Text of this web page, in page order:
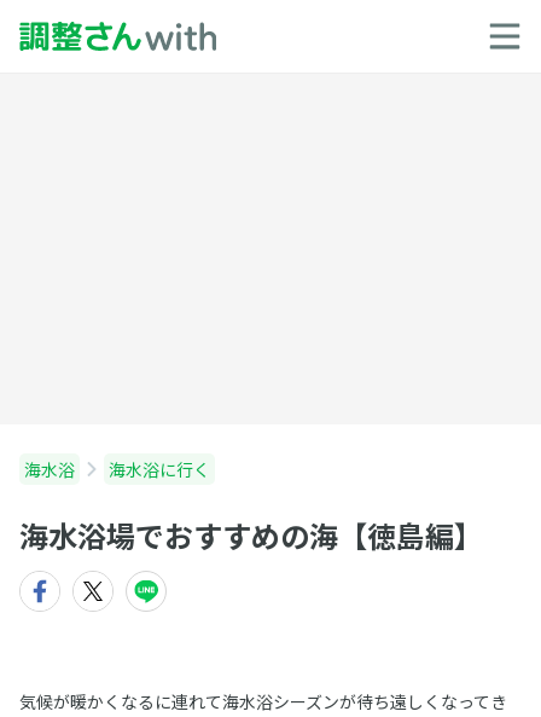
海水浴 海水浴に行く
海水浴場でおすすめの海【徳島編】
気候が暖かくなるに連れて海水浴シーズンが待ち遠しくなってき